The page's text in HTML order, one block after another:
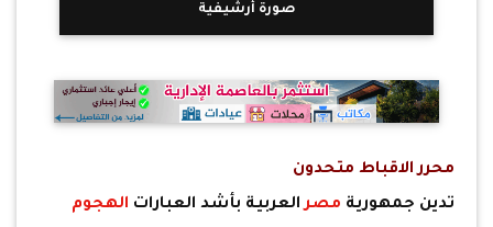
صورة أرشيفية
محرر الاقباط متحدون
تدين جمهورية مصرالعربية بأشد العبارات الهجوم